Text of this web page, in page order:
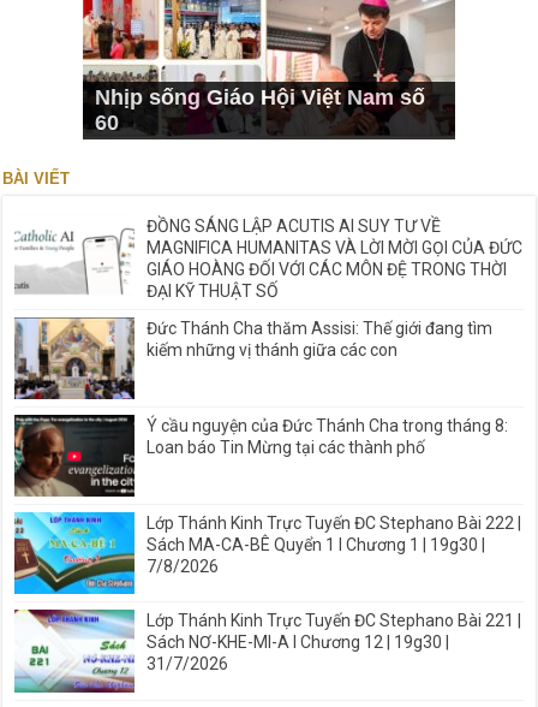
Nhịp sống Giáo Hội Việt Nam số
60
BÀI VIẾT
ĐỒNG SÁNG LẬP ACUTIS AI SUY TƯ VỀ
MAGNIFICA HUMANITAS VÀ LỜI MỜI GỌI CỦA ĐỨC
GIÁO HOÀNG ĐỐI VỚI CÁC MÔN ĐỆ TRONG THỜI
ĐẠI KỸ THUẬT SỐ
Đức Thánh Cha thăm Assisi: Thế giới đang tìm
kiếm những vị thánh giữa các con
Ý cầu nguyện của Đức Thánh Cha trong tháng 8:
Loan báo Tin Mừng tại các thành phố
Lớp Thánh Kinh Trực Tuyến ĐC Stephano Bài 222 |
Sách MA-CA-BÊ Quyển 1 I Chương 1 | 19g30 |
7/8/2026
Lớp Thánh Kinh Trực Tuyến ĐC Stephano Bài 221 |
Sách NƠ-KHE-MI-A I Chương 12 | 19g30 |
31/7/2026